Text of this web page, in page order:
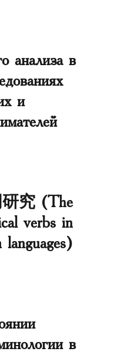
анализа в
и
究 (The
verbs in
languages)
в